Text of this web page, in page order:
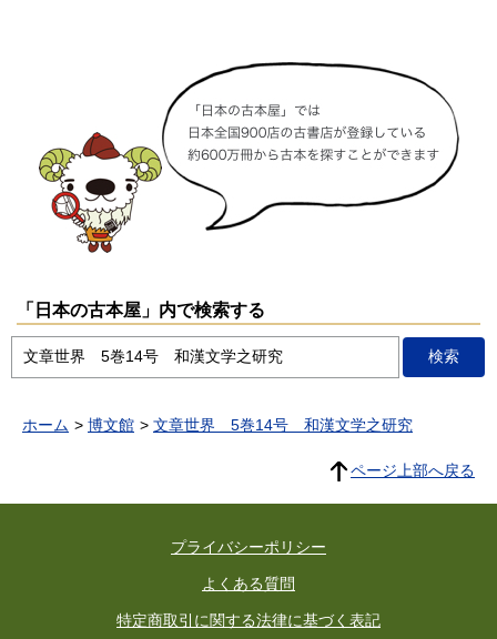
「日本の古本屋」内で検索する
ホーム 博文館 文章世界 5巻14号 和漢文学之研究
ページ上部へ戻る
プライバシーポリシー
よくある質問
特定商取引に関する法律に基づく表記